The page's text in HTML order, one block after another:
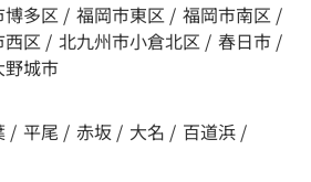
多区 / 福岡市東区 / 福岡市南区 /
西区 / 北九州市小倉北区 / 春日市 /
野城市
/ 平尾 / 赤坂 / 大名 / 百道浜 /